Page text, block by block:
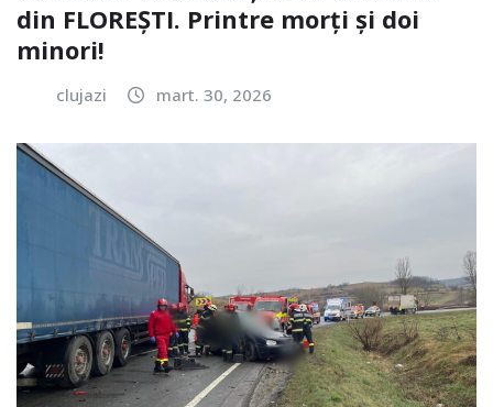
din FLOREȘTI. Printre morți și doi
minori!
clujazi mart. 30, 2026